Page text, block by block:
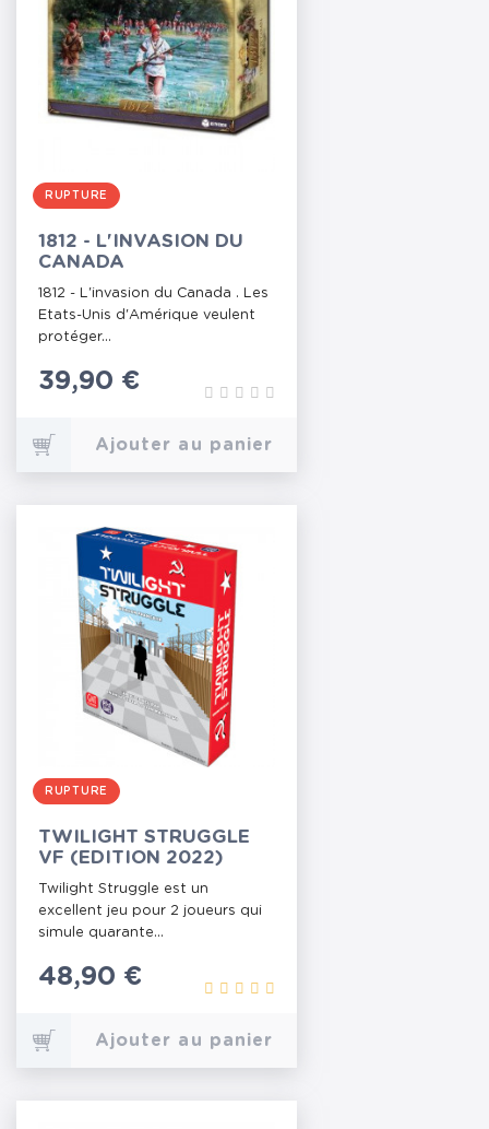
RUPTURE
1812 - L'INVASION DU
CANADA
1812 - L'invasion du Canada . Les
Etats-Unis d'Amérique veulent
protéger...
Prix
39,90 €
Ajouter au panier
RUPTURE
TWILIGHT STRUGGLE
VF (EDITION 2022)
Twilight Struggle est un
excellent jeu pour 2 joueurs qui
simule quarante...
Prix
48,90 €
Ajouter au panier